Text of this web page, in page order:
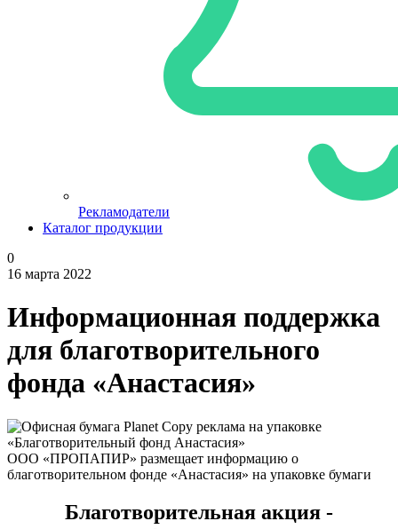
Рекламодатели
Каталог продукции
0
16 марта 2022
Информационная поддержка
для благотворительного
фонда «Анастасия»
ООО «ПРОПАПИР» размещает информацию о
благотворительном фонде «Анастасия» на упаковке бумаги
Благотворительная акция -